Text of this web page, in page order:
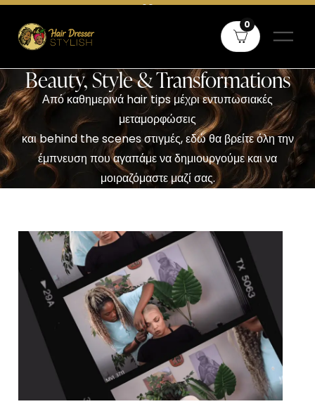
Δωρεάν μεταφορικά άνω των 60€ σε όλη την Ελλάδα και άνω των
0
Beauty, Style & Transformations
Από καθημερινά hair tips μέχρι εντυπωσιακές
μεταμορφώσεις
και behind the scenes στιγμές, εδώ θα βρείτε όλη την
έμπνευση που αγαπάμε να δημιουργούμε και να
μοιραζόμαστε μαζί σας.